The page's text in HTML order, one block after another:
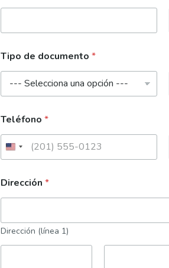
Tipo de documento *
Teléfono *
Dirección *
Dirección (línea 1)